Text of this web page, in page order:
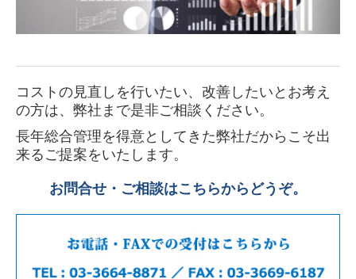
コストの見直しを行いたい、改善したいとお考え
の方は、弊社まで是非ご相談ください。
長年総合管理を得意としてきた弊社だからこそ出
来るご提案をいたします。
お問合せ・ご相談はこちらからどうぞ。